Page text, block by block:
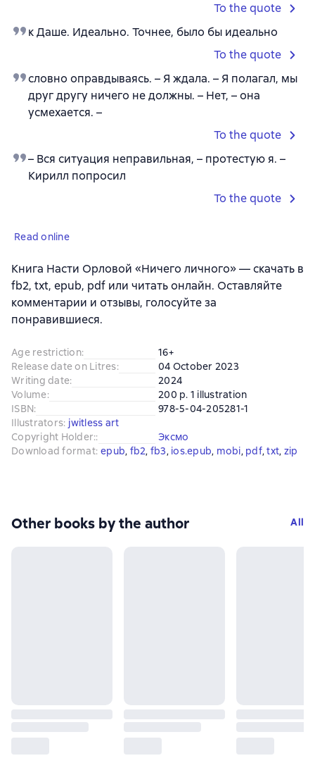
To the quote
к Даше. Идеально. Точнее, было бы идеально
To the quote
словно оправдываясь. – Я ждала. – Я полагал, мы
друг другу ничего не должны. – Нет, – она
усмехается. –
To the quote
– Вся ситуация неправильная, – протестую я. –
Кирилл попросил
To the quote
Read online
Книга Насти Орловой «Ничего личного» — скачать в
fb2, txt, epub, pdf или читать онлайн. Оставляйте
комментарии и отзывы, голосуйте за
понравившиеся.
Age restriction:
16+
Release date on Litres:
04 October 2023
Writing date:
2024
Volume:
200 p. 1 illustration
ISBN:
978-5-04-205281-1
Illustrators: jwitless art
Copyright Holder::
Эксмо
Download format: epub, fb2, fb3, ios.epub, mobi, pdf, txt, zip
Other books by the author All